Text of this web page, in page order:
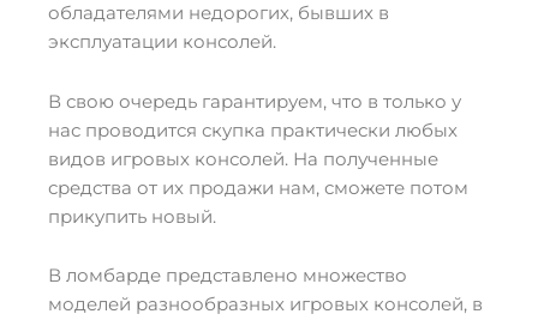
обладателями недорогих, бывших в
эксплуатации консолей.
В свою очередь гарантируем, что в только у
нас проводится скупка практически любых
видов игровых консолей. На полученные
средства от их продажи нам, сможете потом
прикупить новый.
В ломбарде представлено множество
моделей разнообразных игровых консолей, в